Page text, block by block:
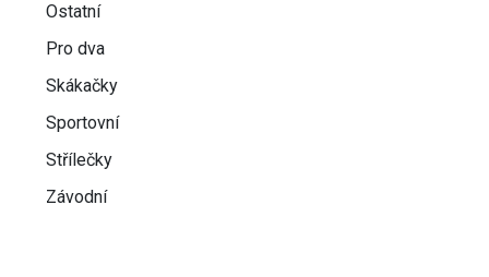
Ostatní
Pro dva
Skákačky
Sportovní
Střílečky
Závodní